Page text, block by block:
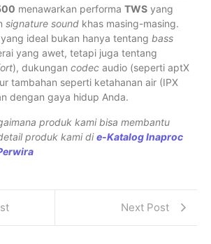
menawarkan performa TWS yang
signature sound khas masing-masing.
yang ideal bukan hanya tentang bass
yang awet, tetapi juga tentang
), dukungan codec audio (seperti aptX
tambahan seperti ketahanan air (IPX
dengan gaya hidup Anda.
produk kami bisa membantu
produk kami die-Katalog Inaproc
Next Post